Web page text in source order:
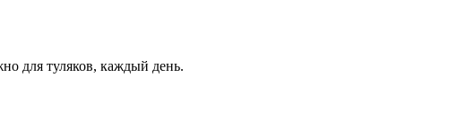
для туляков, каждый день.